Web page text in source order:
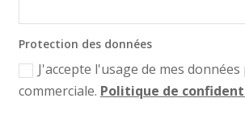
Protection des données
J'accepte l'usage de mes
commerciale. Politique de